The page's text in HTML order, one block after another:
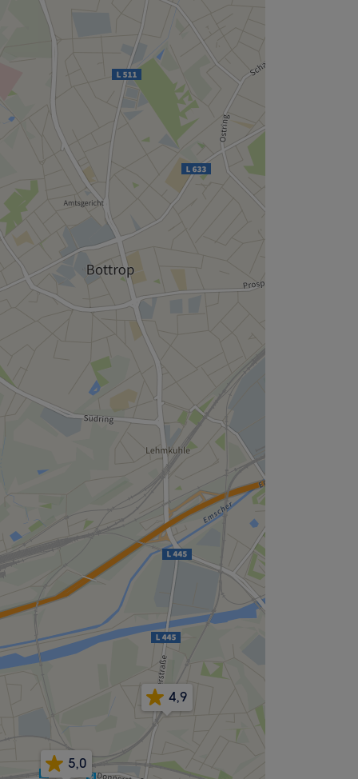
5,0
4,9